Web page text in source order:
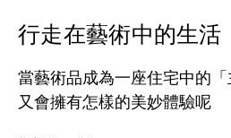
行走在藝術中的生活
當藝術品成為一座住宅中的
又會擁有怎樣的美妙體驗呢